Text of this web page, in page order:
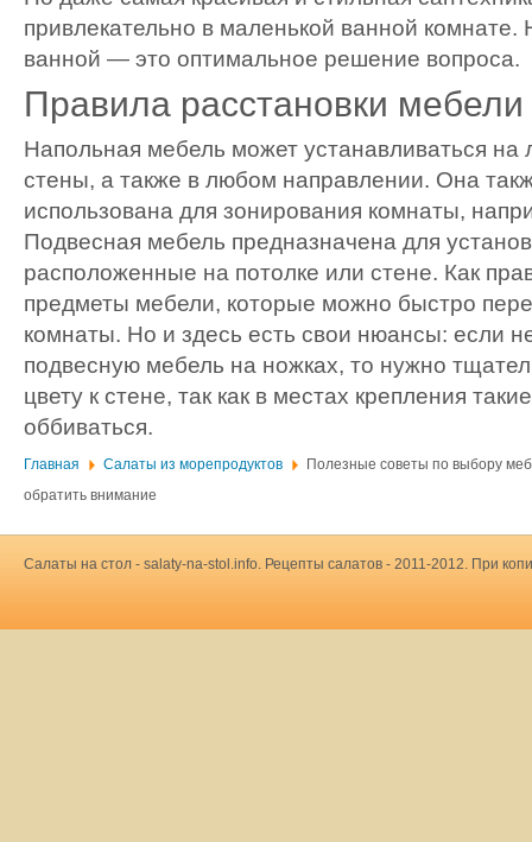
привлекательно в маленькой ванной
ванной — это оптимальное решение вопроса.
Правила расстановки
Напольная мебель может устанавливаться на
стены, а также в любом направлении. Она
использована для зонирования комнаты,
Подвесная мебель предназначена для
расположенные на потолке или стене. Как
предметы мебели, которые можно быстро
комнаты. Но и здесь есть свои нюансы: если
подвесную мебель на ножках, то нужно
цвету к стене, так как в местах крепления
оббиваться.
Главная Салаты из морепродуктов
Полезные советы по выбору
обратить внимание
Салаты на стол - salaty-na-stol.info. Рецепты салатов - 2011-2012. При